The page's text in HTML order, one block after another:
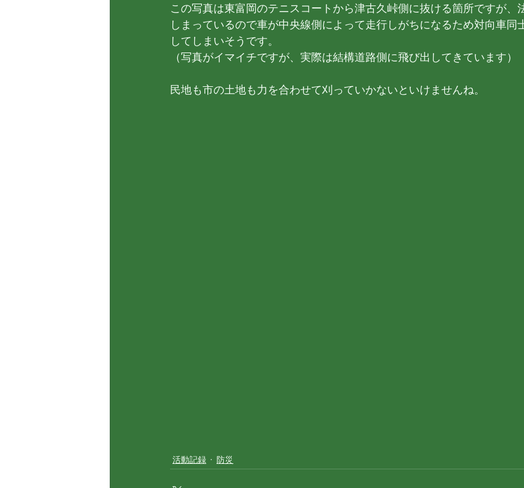
この写真は東富岡のテニスコートから津古久峠側に抜ける箇所ですが、
しまっているので車が中央線側によって走行しがちになるため対向車同
してしまいそうです。
（写真がイマイチですが、実際は結構道路側に飛び出してきています）
民地も市の土地も力を合わせて刈っていかないといけませんね。
活動記録 防災